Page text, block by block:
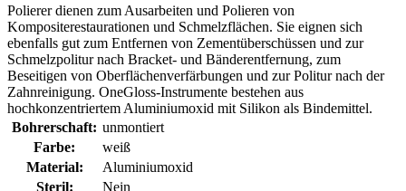
Polierer dienen zum Ausarbeiten und Polieren von
Kompositerestaurationen und Schmelzflächen. Sie eignen sich
ebenfalls gut zum Entfernen von Zementüberschüssen und zur
Schmelzpolitur nach Bracket- und Bänderentfernung, zum
Beseitigen von Oberflächenverfärbungen und zur Politur nach der
Zahnreinigung. OneGloss-Instrumente bestehen aus
hochkonzentriertem Aluminiumoxid mit Silikon als Bindemittel.
Bohrerschaft: unmontiert
Farbe:
weiß
Material:
Aluminiumoxid
Steril:
Nein